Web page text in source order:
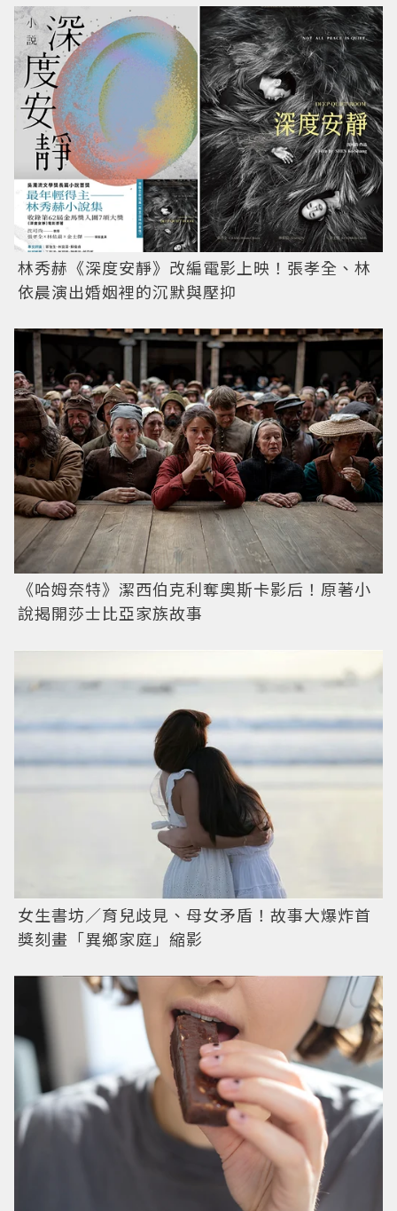
林秀赫《深度安靜》改編電影上映！張孝全、林
依晨演出婚姻裡的沉默與壓抑
《哈姆奈特》潔西伯克利奪奧斯卡影后！原著小
說揭開莎士比亞家族故事
女生書坊／育兒歧見、母女矛盾！故事大爆炸首
獎刻畫「異鄉家庭」縮影